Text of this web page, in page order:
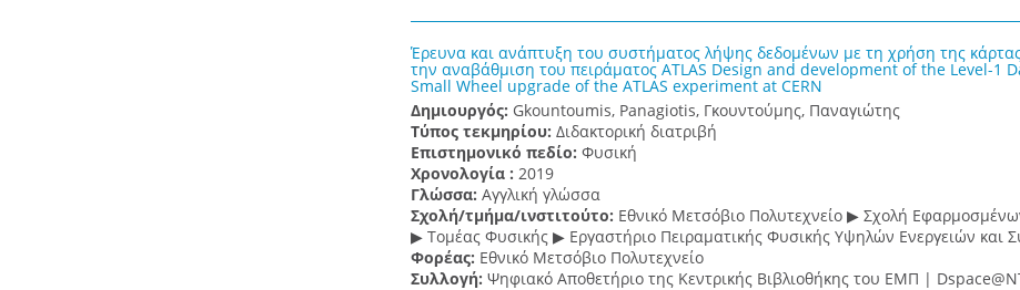
Έρευνα και ανάπτυξη του συστήματος λήψης δεδομένων με τη χρήση της
την αναβάθμιση του πειράματος ATLAS Design and development of the Level-1
Small Wheel upgrade of the ATLAS experiment at CERN
Δημιουργός: Gkountoumis, Panagiotis, Γκουντούμης, Παναγιώτης
Τύπος τεκμηρίου: Διδακτορική διατριβή
Επιστημονικό πεδίο: Φυσική
Χρονολογία : 2019
Γλώσσα: Αγγλική γλώσσα
Σχολή/τμήμα/ινστιτούτο: Εθνικό Μετσόβιο Πολυτεχνείο ▶ Σχολή
▶ Τομέας Φυσικής ▶ Εργαστήριο Πειραματικής Φυσικής Υψηλών Ενεργειών και
Φορέας: Εθνικό Μετσόβιο Πολυτεχνείο
Συλλογή: Ψηφιακό Αποθετήριο της Κεντρικής Βιβλιοθήκης του ΕΜΠ |